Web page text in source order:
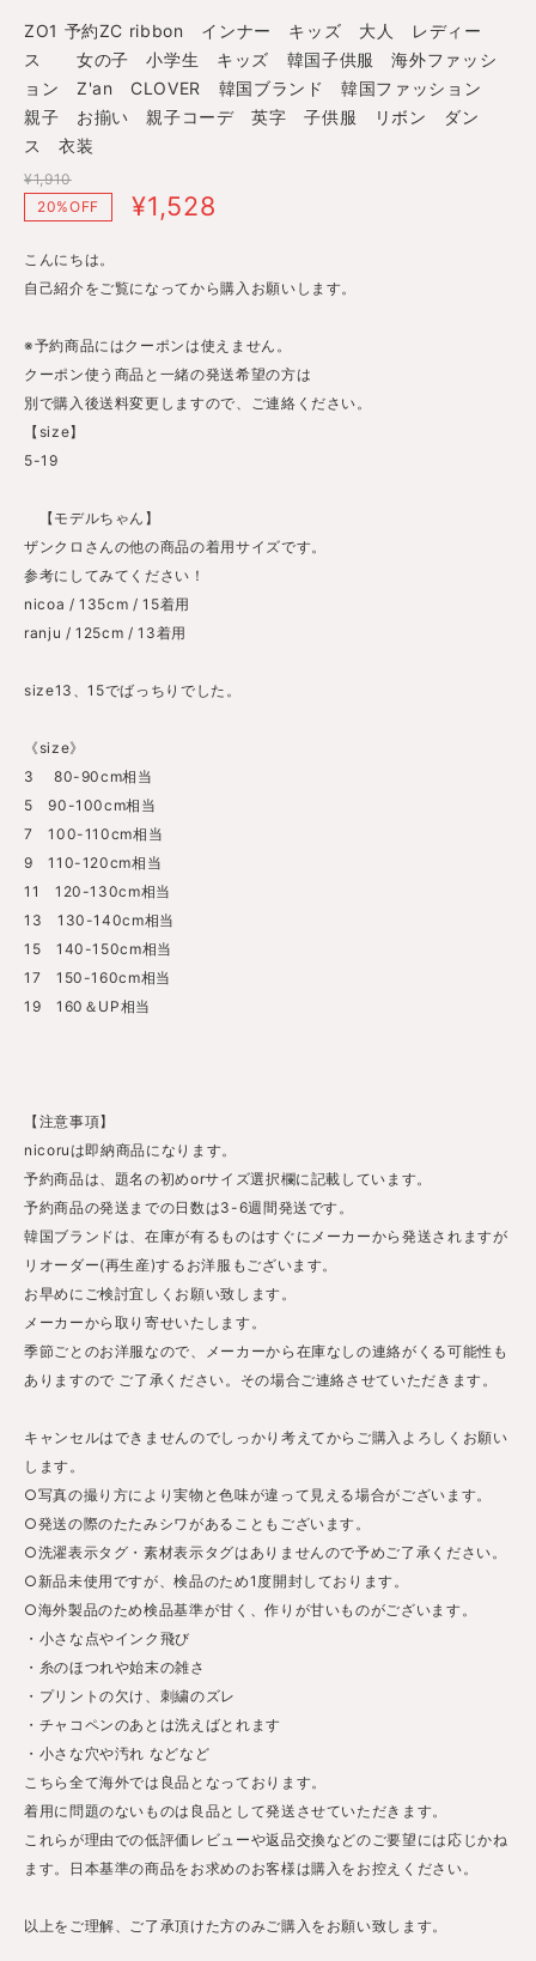
ZO1 予約ZC ribbon インナー キッズ 大人 レディー
ス 女の子 小学生 キッズ 韓国子供服 海外ファッシ
ョン Z'an CLOVER 韓国ブランド 韓国ファッション
親子 お揃い 親子コーデ 英字 子供服 リボン ダン
ス 衣装
¥1,910
20%OFF
¥1,528
こんにちは。
自己紹介をご覧になってから購入お願いします。
※予約商品にはクーポンは使えません。
クーポン使う商品と一緒の発送希望の方は
別で購入後送料変更しますので、ご連絡ください。
【size】
5-19
【モデルちゃん】
ザンクロさんの他の商品の着用サイズです。
参考にしてみてください！
nicoa / 135cm / 15着用
ranju / 125cm / 13着用
size13、15でばっちりでした。
《size》
3 80-90cm相当
5 90-100cm相当
7 100-110cm相当
9 110-120cm相当
11 120-130cm相当
13 130-140cm相当
15 140-150cm相当
17 150-160cm相当
19 160＆UP相当
【注意事項】
nicoruは即納商品になります。
予約商品は、題名の初めorサイズ選択欄に記載しています。
予約商品の発送までの日数は3-6週間発送です。
韓国ブランドは、在庫が有るものはすぐにメーカーから発送されますが
リオーダー(再生産)するお洋服もございます。
お早めにご検討宜しくお願い致します。
メーカーから取り寄せいたします。
季節ごとのお洋服なので、メーカーから在庫なしの連絡がくる可能性も
ありますので ご了承ください。その場合ご連絡させていただきます。
キャンセルはできませんのでしっかり考えてからご購入よろしくお願い
します。
○写真の撮り方により実物と色味が違って見える場合がございます。
○発送の際のたたみシワがあることもございます。
○洗濯表示タグ・素材表示タグはありませんので予めご了承ください。
○新品未使用ですが、検品のため1度開封しております。
○海外製品のため検品基準が甘く、作りが甘いものがございます。
・小さな点やインク飛び
・糸のほつれや始末の雑さ
・プリントの欠け、刺繍のズレ
・チャコペンのあとは洗えばとれます
・小さな穴や汚れ などなど
こちら全て海外では良品となっております。
着用に問題のないものは良品として発送させていただきます。
これらが理由での低評価レビューや返品交換などのご要望には応じかね
ます。日本基準の商品をお求めのお客様は購入をお控えください。
以上をご理解、ご了承頂けた方のみご購入をお願い致します。